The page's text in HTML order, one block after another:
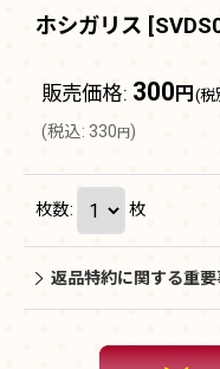
ホシガリス [
販売価格: 300 円 (税
(税込: 330 円 )
枚数: 枚
返品特約に関する重要